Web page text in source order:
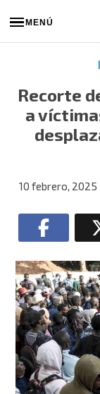
MENÚ
Recorte
a
10 febrero, 2025